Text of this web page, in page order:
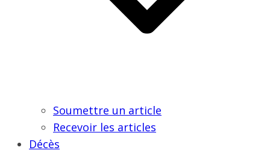
Soumettre un article
Recevoir les articles
Décès